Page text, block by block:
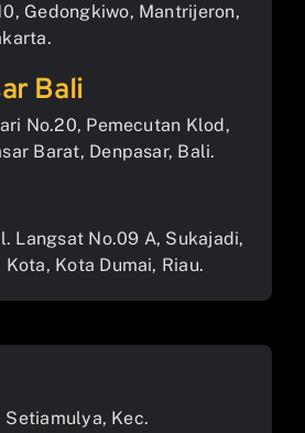
Gedongkiwo, Mantrijeron,
Bali
No.20, Pemecutan Klod,
Barat, Denpasar, Bali.
Langsat No.09 A, Sukajadi,
Kota, Kota Dumai, Riau.
Setiamulya, Kec.